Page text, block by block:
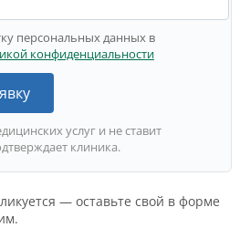
персональных данных в
конфиденциальности
услуг и не ставит
клиника.
— оставьте свой в форме